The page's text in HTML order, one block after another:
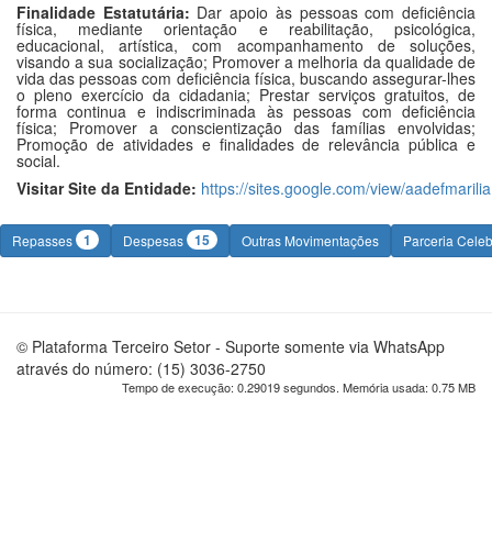
Finalidade Estatutária: Dar apoio às pessoas com deficiência
física, mediante orientação e reabilitação, psicológica,
educacional, artística, com acompanhamento de soluções,
visando a sua socialização; Promover a melhoria da qualidade de
vida das pessoas com deficiência física, buscando assegurar-lhes
o pleno exercício da cidadania; Prestar serviços gratuitos, de
forma continua e indiscriminada às pessoas com deficiência
física; Promover a conscientização das famílias envolvidas;
Promoção de atividades e finalidades de relevância pública e
social.
Visitar Site da Entidade: https://sites.google.com/view/aadefmarilia
Repasses 1 Despesas 15 Outras Movimentações Parceria
© Plataforma Terceiro Setor - Suporte somente via WhatsApp
através do número: (15) 3036-2750
Tempo de execução: 0.29019 segundos. Memória usada: 0.75 MB